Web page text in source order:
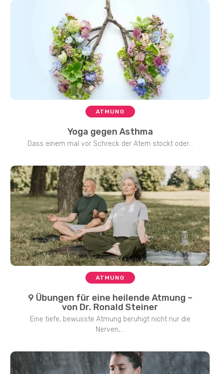
ATMUNG
Yoga gegen Asthma
Dass einem mal vor Schreck der Atem stockt oder...
ATMUNG
9 Übungen für eine heilende Atmung –
von Dr. Ronald Steiner
Eine tiefe, bewusste Atmung beruhigt nicht nur die
Nerven,...